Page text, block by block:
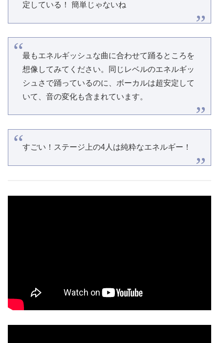
定している！ 簡単じゃないね
最もエネルギッシュな曲に合わせて踊るところを
想像してみてください。同じレベルのエネルギッ
シュさで踊っているのに、ボーカルは超安定して
いて、音の変化も含まれています。
すごい！ステージ上の4人は純粋なエネルギー！